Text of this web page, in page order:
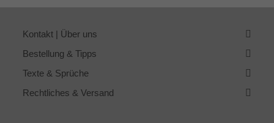
Kontakt | Über uns
Bestellung & Tipps
Texte & Sprüche
Rechtliches & Versand